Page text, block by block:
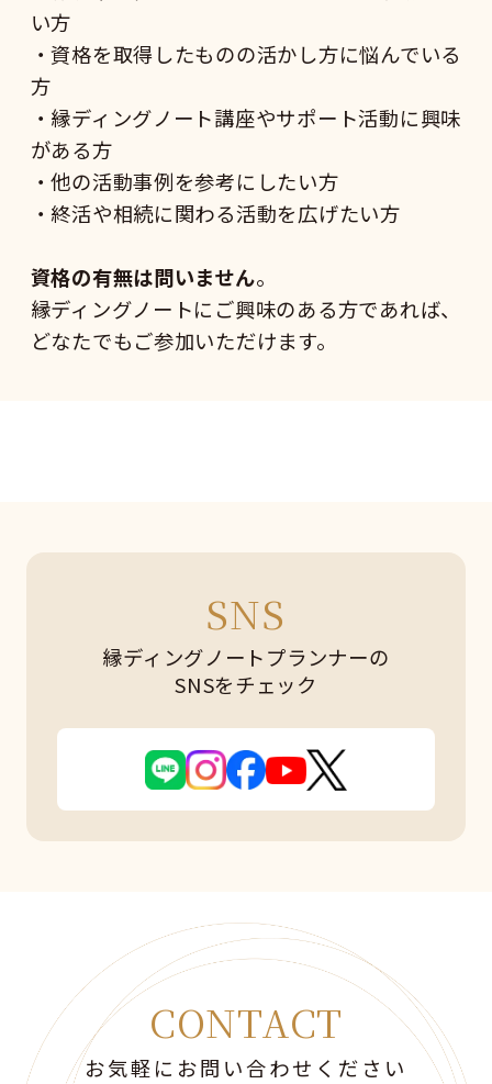
い方
・資格を取得したものの活かし方に悩んでいる
方
・縁ディングノート講座やサポート活動に興味
がある方
・他の活動事例を参考にしたい方
・終活や相続に関わる活動を広げたい方
資格の有無は問いません。
縁ディングノートにご興味のある方であれば、
どなたでもご参加いただけます。
SNS
縁ディングノートプランナーの
SNSをチェック
CONTACT
お気軽にお問い合わせください